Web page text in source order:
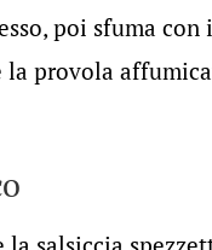
poi sfuma
la provola